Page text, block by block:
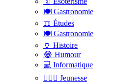
🍽️ Gastronomie
📖 Études
🍽️ Gastronomie
🏺 Histoire
😂 Humour
💻 Informatique
🤸🏽‍♀️ Jeunesse